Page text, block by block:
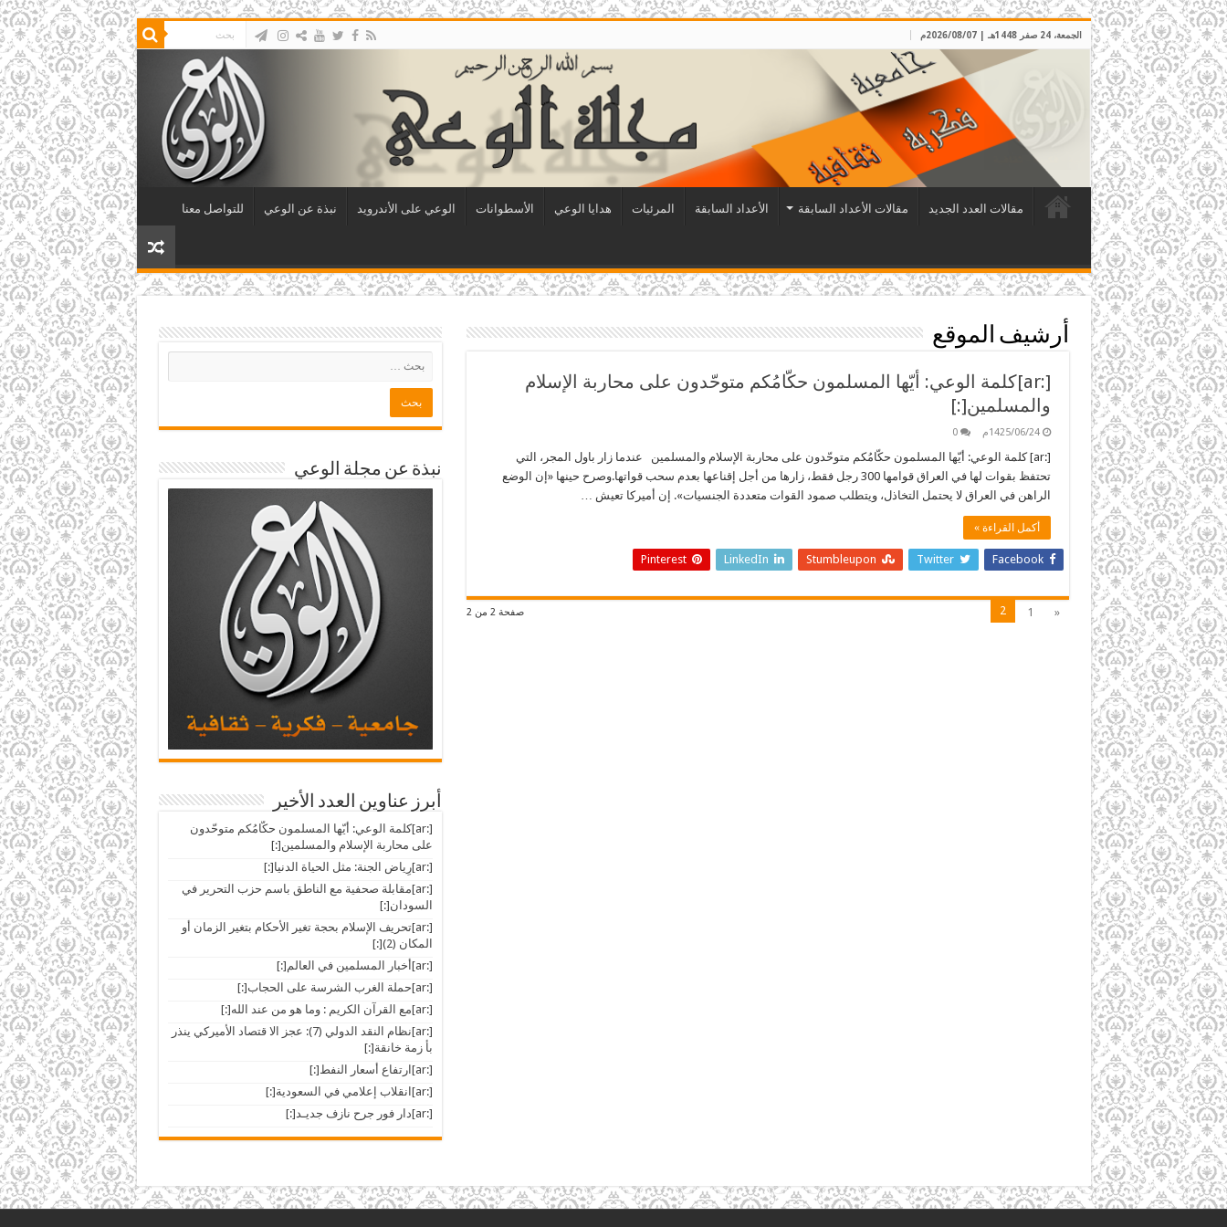
الجمعة، 24 صفر 1448هـ | 2026/08/07م
مقالات العدد الجديد مقالات الأعداد السابقة الأعداد السابقة المرئيات هدايا الوعي الأسطوانات الوعي على الأندرويد نبذة عن الوعي للتواصل معنا
أرشيف الموقع
[:ar]كلمة الوعي: أيّها المسلمون حكّامُكم متوحّدون على محاربة الإسلام
والمسلمين[:]
1425/06/24م 0
[:ar] كلمة الوعي: أيّها المسلمون حكّامُكم متوحّدون على محاربة الإسلام والمسلمين عندما زار باول المجر، التي
تحتفظ بقوات لها في العراق قوامها 300 رجل فقط، زارها من أجل إقناعها بعدم سحب قواتها.وصرح حينها «إن الوضع
الراهن في العراق لا يحتمل التخاذل، ويتطلب صمود القوات متعددة الجنسيات». إن أميركا تعيش …
أكمل القراءة »
Facebook
Twitter
Stumbleupon
LinkedIn
Pinterest
صفحة 2 من 2 «
1
2
نبذة عن مجلة الوعي
أبرز عناوين العدد الأخير
[:ar]كلمة الوعي: أيّها المسلمون حكّامُكم متوحّدون
على محاربة الإسلام والمسلمين[:]
[:ar]رِياض الجنة: مثل الحياة الدنيا[:]
[:ar]مقابلة صحفية مع الناطق باسم حزب التحرير في
السودان[:]
[:ar]تحريف الإسلام بحجة تغير الأحكام بتغير الزمان أو
المكان (2)[:]
[:ar]أخبار المسلمين في العالم[:]
[:ar]حملة الغرب الشرسة على الحجاب[:]
[:ar]مع القرآن الكريم : وما هو من عند الله[:]
[:ar]نظام النقد الدولي (7): عجز الا قتصاد الأميركي ينذر
بأ زمة خانقة[:]
[:ar]ارتفاع أسعار النفط[:]
[:ar]انقلاب إعلامي في السعودية[:]
[:ar]دار فور جرح نازف جديـد[:]